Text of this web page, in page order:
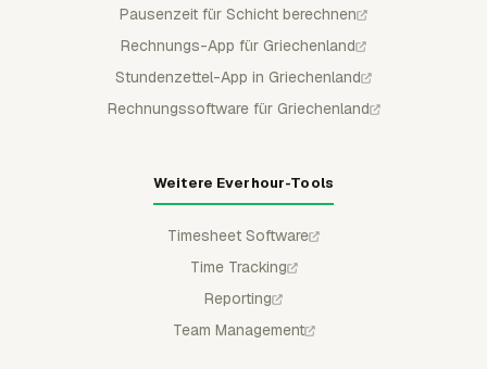
Pausenzeit für Schicht berechnen
Rechnungs-App für Griechenland
Stundenzettel-App in Griechenland
Rechnungssoftware für Griechenland
Weitere Everhour-Tools
Timesheet Software
Time Tracking
Reporting
Team Management